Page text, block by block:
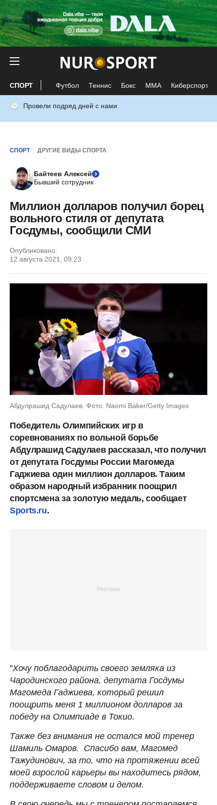
СПОРТ Футбол Теннис Бокс ММА Киберспорт
Провели подряд дней с нами
СПОРТ ДРУГИЕ ВИДЫ СПОРТА
Байтеев Алексей
Бывший сотрудник
Миллион долларов получил борец
вольного стиля от депутата
Госдумы, сообщили СМИ
Опубликовано:
12 августа 2021, 09:23
Абдулрашид Садулаев. Фото: Naomi Baker/Getty Images
Победитель Олимпийских игр в
соревнованиях по вольной борьбе
Абдулрашид Садулаев рассказал, что получил
от депутата Госдумы России Магомеда
Гаджиева один миллион долларов. Таким
образом народный избранник поощрил
спортсмена за золотую медаль, сообщает
Sports.ru.
"Хочу поблагодарить своего земляка из
Чародинского района, депутата Госдумы
Магомеда Гаджиева, который решил
поощрить меня 1 миллионом долларов за
победу на Олимпиаде в Токио.
Также без внимания не остался мой тренер
Шамиль Омаров. Спасибо вам, Магомед
Тажудинович, за то, что на протяжении всей
моей взрослой карьеры вы находитесь рядом,
поддерживаете словом и делом.